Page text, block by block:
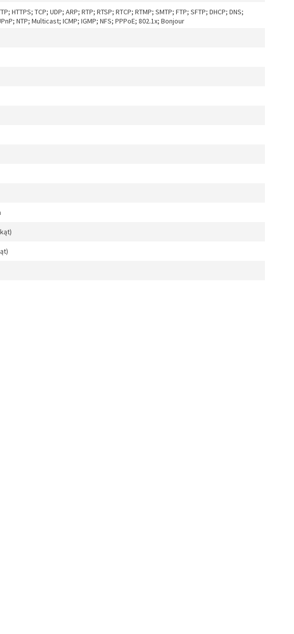
HTTPS; TCP; UDP; ARP; RTP; RTSP; RTCP; RTMP; SMTP; FTP; SFTP; DHCP; DNS;
NTP; Multicast; ICMP; IGMP; NFS; PPPoE; 802.1x; Bonjour